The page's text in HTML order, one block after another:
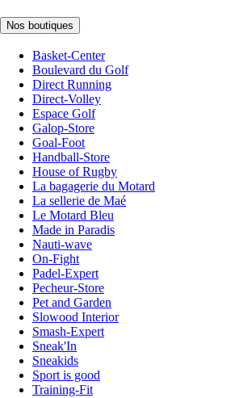
Nos boutiques
Basket-Center
Boulevard du Golf
Direct Running
Direct-Volley
Espace Golf
Galop-Store
Goal-Foot
Handball-Store
House of Rugby
La bagagerie du Motard
La sellerie de Maé
Le Motard Bleu
Made in Paradis
Nauti-wave
On-Fight
Padel-Expert
Pecheur-Store
Pet and Garden
Slowood Interior
Smash-Expert
Sneak'In
Sneakids
Sport is good
Training-Fit